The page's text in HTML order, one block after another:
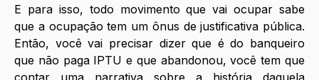
E para isso, todo movimento que vai ocupar sabe
que a ocupação tem um ônus de justificativa pública.
Então, você vai precisar dizer que é do banqueiro
que não paga IPTU e que abandonou, você tem que
contar uma narrativa sobre a história daquela